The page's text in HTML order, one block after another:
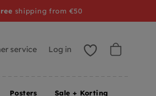
shipping from €50
service Log in
Posters Sale + Korting